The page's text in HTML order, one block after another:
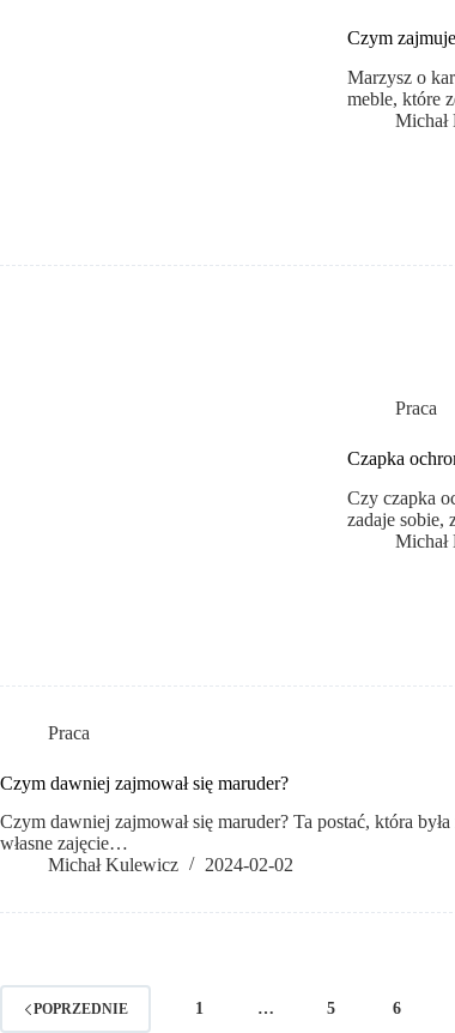
Czym
Marzysz o
meble, które
Praca
Czapka
Czy czapka
zadaje sobie,
Praca
Czym dawniej zajmował się maruder?
Czym dawniej zajmował się maruder? Ta postać, która
własne zajęcie…
Michał Kulewicz
2024-02-02
POPRZEDNIE 1 … 5 6